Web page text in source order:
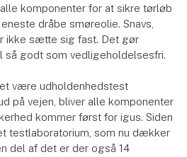
komponenter for at sikre tørløb
dråbe smøreolie. Snavs,
ikke sætte sig fast. Det gør
så godt som vedligeholdelsesfri.
være udholdenhedstest
på vejen, bliver alle komponenter
kommer først for igus. Siden
testlaboratorium, som nu dækker
del af det er der også 14